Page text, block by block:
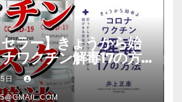
セラー】きょうから始
ワクチン解毒17の方
】
日